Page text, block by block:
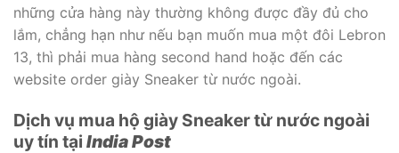
những cửa hàng này thường không được đầy đủ cho
lắm, chẳng hạn như nếu bạn muốn mua một đôi Lebron
13, thì phải mua hàng second hand hoặc đến các
website order giày Sneaker từ nước ngoài.
Dịch vụ mua hộ giày Sneaker từ nước ngoài
uy tín tại India Post